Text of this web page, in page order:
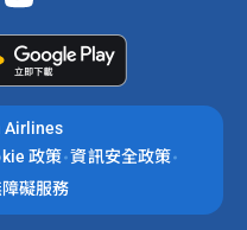
Airlines
政策 資訊安全政策
礙服務